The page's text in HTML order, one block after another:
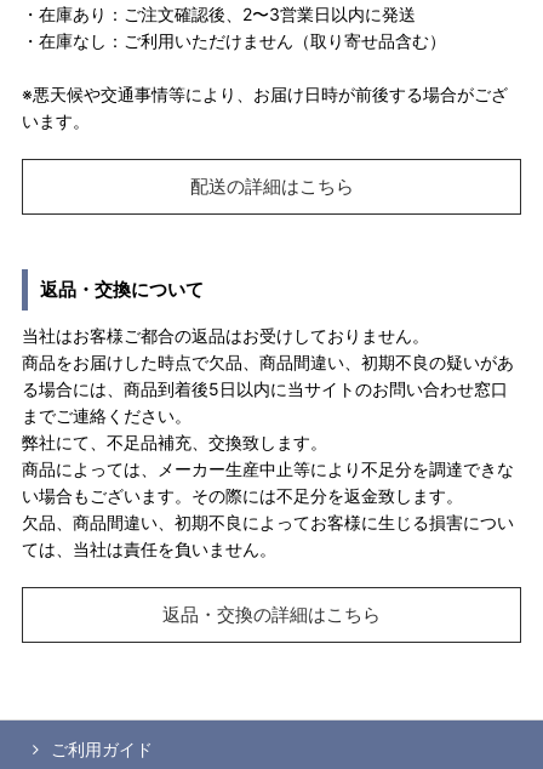
・在庫あり：ご注文確認後、2〜3営業日以内に発送
・在庫なし：ご利用いただけません（取り寄せ品含む）
※悪天候や交通事情等により、お届け日時が前後する場合がござ
います。
配送の詳細はこちら
返品・交換について
当社はお客様ご都合の返品はお受けしておりません。
商品をお届けした時点で欠品、商品間違い、初期不良の疑いがあ
る場合には、商品到着後5日以内に当サイトのお問い合わせ窓口
までご連絡ください。
弊社にて、不足品補充、交換致します。
商品によっては、メーカー生産中止等により不足分を調達できな
い場合もございます。その際には不足分を返金致します。
欠品、商品間違い、初期不良によってお客様に生じる損害につい
ては、当社は責任を負いません。
返品・交換の詳細はこちら
ご利用ガイド